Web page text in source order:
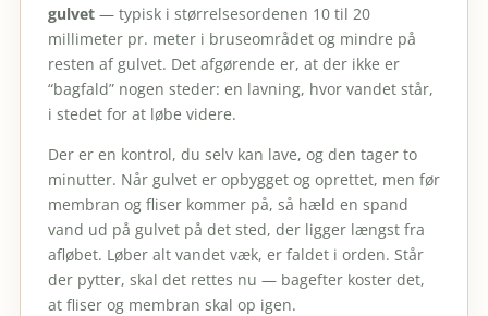
gulvet— typisk i størrelsesordenen 10 til 20
millimeter pr. meter i bruseområdet og mindre på
resten af gulvet. Det afgørende er, at der ikke er
“bagfald” nogen steder: en lavning, hvor vandet står,
i stedet for at løbe videre.
Der er en kontrol, du selv kan lave, og den tager to
minutter. Når gulvet er opbygget og oprettet, men før
membran og fliser kommer på, så hæld en spand
vand ud på gulvet på det sted, der ligger længst fra
afløbet. Løber alt vandet væk, er faldet i orden. Står
der pytter, skal det rettes nu — bagefter koster det,
at fliser og membran skal op igen.